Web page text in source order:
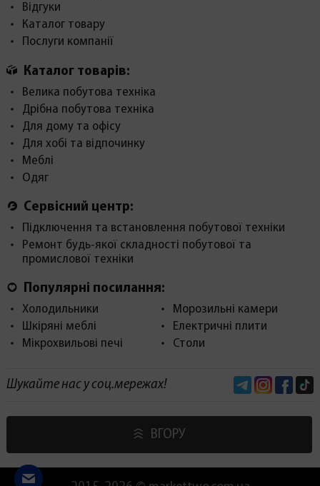
Відгуки
Каталог товару
Послуги компанії
Каталог товарів:
Велика побутова техніка
Дрібна побутова техніка
Для дому та офісу
Для хобі та відпочинку
Меблі
Одяг
Сервісний центр:
Підключення та встановлення побутової техніки
Ремонт будь-якої складності побутової та
промислової техніки
Популярні посилання:
Холодильники
Шкіряні меблі
Мікрохвильові печі
Морозильні камери
Електричні плити
Столи
Шукайте нас у соц.мережах! TelegramInstagram
ВГОРУ